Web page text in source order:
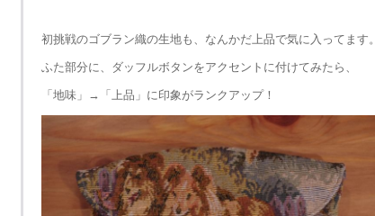
初挑戦のゴブラン織の生地も、なんかだ上品で気に入ってます。
ふた部分に、ダッフルボタンをアクセントに付けてみたら、
「地味」→「上品」に印象がランクアップ！